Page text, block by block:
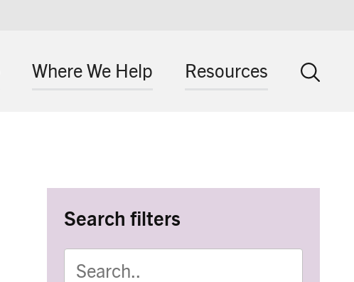
Where We Help Resources
Search filters